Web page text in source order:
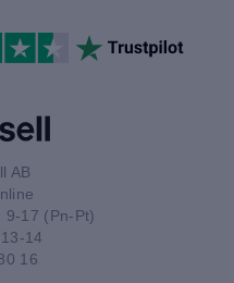
AB
9-17 (Pn-Pt)
14
16